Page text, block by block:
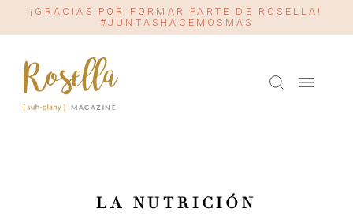
¡GRACIAS POR FORMAR PARTE DE ROSELLA!
#JUNTASHACEMOSMÁS
LA NUTRICIÓN